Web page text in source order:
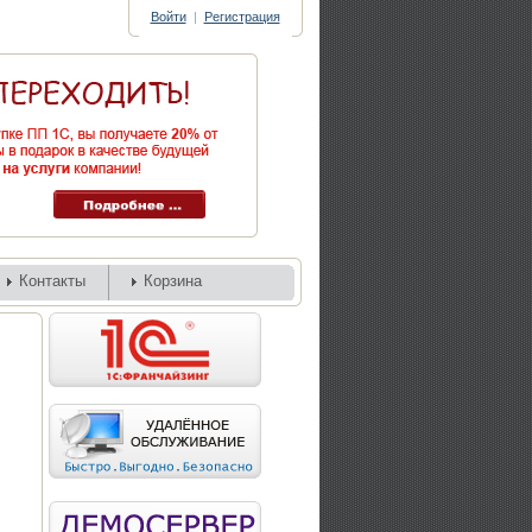
Войти | Регистрация
Контакты Корзина